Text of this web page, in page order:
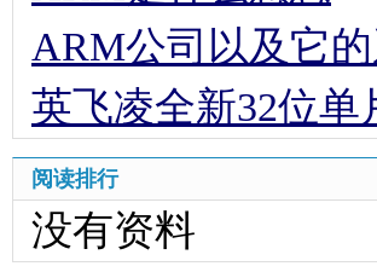
ARM公司以及它
英飞凌全新32位单
阅读排行
没有资料